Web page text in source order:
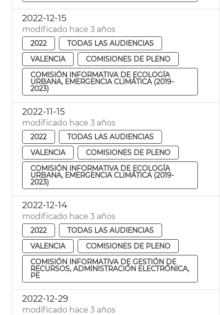
2022-12-15
modificado hace 3 años
2022
TODAS LAS AUDIENCIAS
VALENCIA
COMISIONES DE PLENO
COMISIÓN INFORMATIVA DE ECOLOGÍA
URBANA, EMERGENCIA CLIMÁTICA (2019-
2023)
2022-11-15
modificado hace 3 años
2022
TODAS LAS AUDIENCIAS
VALENCIA
COMISIONES DE PLENO
COMISIÓN INFORMATIVA DE ECOLOGÍA
URBANA, EMERGENCIA CLIMÁTICA (2019-
2023)
2022-12-14
modificado hace 3 años
2022
TODAS LAS AUDIENCIAS
VALENCIA
COMISIONES DE PLENO
COMISIÓN INFORMATIVA DE GESTIÓN DE
RECURSOS, ADMINISTRACIÓN ELECTRÓNICA,
PE
2022-12-29
modificado hace 3 años